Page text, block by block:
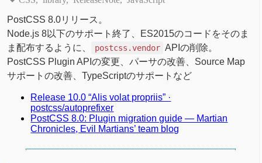
PostCSS 8.0リリース。
Node.js 8以下のサポート終了、ES2015のコードをそのま
ま配布するように、
postcss.vendor APIの削除。
PostCSS Plugin APIの変更、パーサの改善、Source Map
サポートの改善、TypeScriptのサポートなど
Release 10.0 “Alis volat propriis” ·
postcss/autoprefixer
PostCSS 8.0: Plugin migration guide — Martian
Chronicles, Evil Martians’ team blog